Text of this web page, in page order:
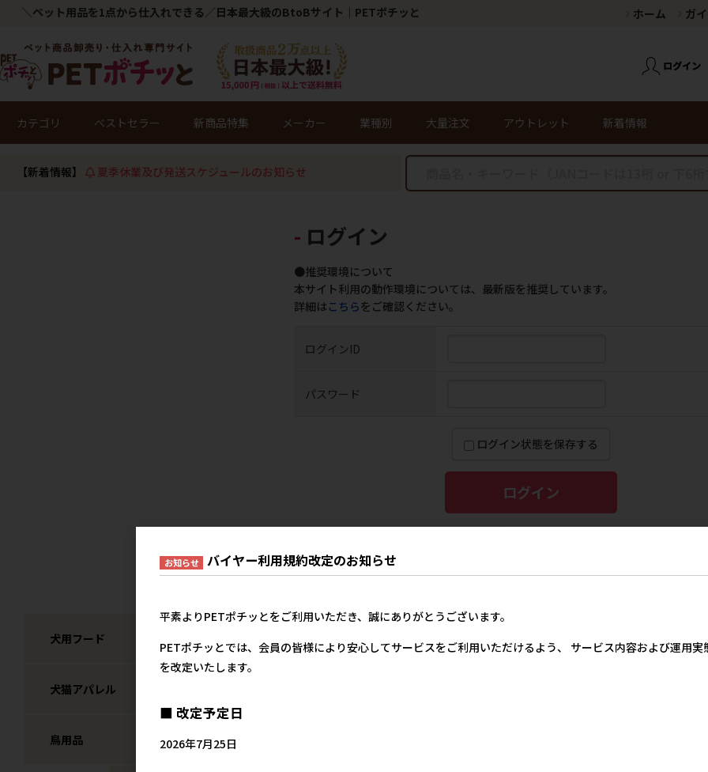
＼ペット用品を1点から仕入れできる／日本最大級のBtoBサイト｜PETポチッと ホーム ガ
カテゴリ ベストセラー 新商品特集 メーカー 業種別 大量注文 アウトレット 新着情報
【新着情報】 夏季休業及び発送スケジュールのお知らせ
ログイン
●推奨環境について
本サイト利用の動作環境については、最新版を推奨しています。
詳細はこちらをご確認ください。
ログインID
パスワード
ログイン状態を保存する
犬用フード
犬猫アパレル
鳥用品 爬虫・両生類フード
お知らせ バイヤー利用規約改定のお知らせ
平素よりPETポチッとをご利用いただき、誠にありがとうございます。
PETポチッとでは、会員の皆様により安心してサービスをご利用いただけるよう、 サービス内容および運用
を改定いたします。
■ 改定予定日
2026年7月25日